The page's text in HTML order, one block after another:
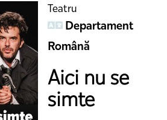
Teatru
Departament
Română
Aici nu se
simte